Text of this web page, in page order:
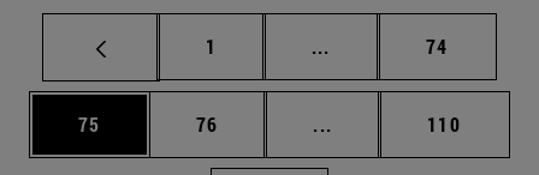
Página
1 ... Páginas intermedias
Página
74
Página
75 Página
76 ... Páginas intermedias
Página
110